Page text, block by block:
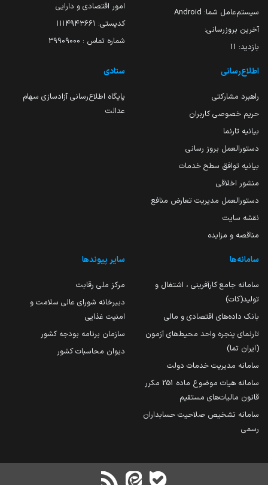
سیستم‌عامل شما: Android
آخرین بروزرسانی:
بازدید: 11
امور اقتصادی و دارایی
کدپستی: ۱۱۱۴۹۴۳۶۶۱
شماره تماس : 39909000
اطلاع‌رسانی
راهبرد مشارکتی
حریم خصوصی کاربران
بیانیه تارنما
دستورالعمل بروز رسانی
بیانیه توافق سطح خدمات
منشور اخلاقی
دستورالعمل مدیریت تعارض منافع
نقشه سایت
مناقصه و مزایده
ستادی
پایگاه اطلاع‌رسانی آزادسازی سهام
عدالت
سامانه‌ها
سامانه جامع کارآفرینی ، اشتغال و
تولید(کات)
بانک داده‌های اقتصادی و مالی
تارنمای پنجره واحد محیط‌های آزمون
(ایران تما)
سامانه مدیریت خدمات دولت
سامانه هیات موضوع ماده 251 مکرر
قانون مالیات‌های مستقیم
سامانه تشخیص صلاحیت حسابداران
رسمی
سایر پیوندها
مرکز ملی رقابت
دبیرخانه شورای عالی سلامت و
امنیت غذایی
سازمان برنامه بودجه کشور
دیوان محاسبات کشور